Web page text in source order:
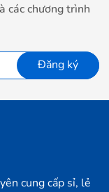
các chương trình
Đăng ký
cung cấp sỉ, lẻ